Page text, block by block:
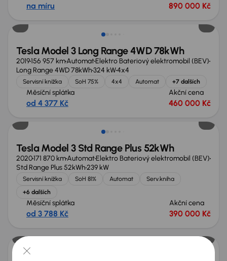
na míru 890 000 Kč
Tesla Model 3 Long Range 4WD 78kWh
2019156 957 kmAutomatElektro Bateriový elektromobil (BEV)
Long Range 4WD 78kWh324 kW4x4
Servisní knížka SoH 75% 4x4 Automat +7 dalších
Měsíční splátka
od 4 377 Kč
Akční cena
460 000 Kč
Možnost odpočtu DPH
Tesla Model 3 Std Range Plus 52kWh
2020171 870 kmAutomatElektro Bateriový elektromobil (BEV)
Std Range Plus 52kWh239 kW
Servisní knížka SoH 81% Automat
Serv.kniha
+6 dalších
Měsíční splátka
od 3 788 Kč
Akční cena
390 000 Kč